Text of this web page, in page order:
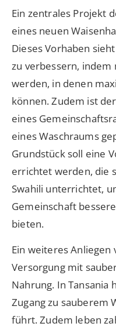
Ein zentrales Projekt
eines neuen
Dieses Vorhaben
zu verbessern,
werden, in denen
können. Zudem ist
eines
eines Waschraums
Grundstück soll eine
errichtet werden, die
Swahili unterrichtet,
Gemeinschaft
bieten.
Ein weiteres Anliegen
Versorgung mit
Nahrung. In Tansania
Zugang zu sauberem
führt. Zudem leben